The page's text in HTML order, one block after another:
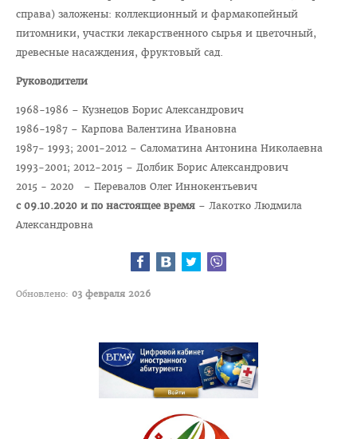
Идеологическая и воспитательная работа в вузе
Герои Беларуси
Отдел по идеологической и воспитательной работе
Студенческий клуб
Спортивный клуб
Cоциально-педагогическая и психологическая служба
Совет волонтеров
2025 год — Год благоустройства
Год исторической памяти
Я - грамадзянiн Беларусi
Единый день голосования
справа) заложены: коллекционный и фармакопейный
питомники, участки лекарственного сырья и цветочный,
древесные насаждения, фруктовый сад.
Руководители
1968-1986 – Кузнецов Борис Александрович
1986-1987 – Карпова Валентина Ивановна
1987- 1993; 2001-2012 – Саломатина Антонина Николаевна
1993-2001; 2012-2015 – Долбик Борис Александрович
2015 - 2020
– Перевалов Олег Иннокентьевич
с 09.10.2020 и по настоящее время – Лакотко Людмила
Александровна
Обновлено: 03 февраля 2026